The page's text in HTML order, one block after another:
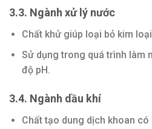
3.3. Ngành xử lý nước
Chất khử giúp loại bỏ kim
Sử dụng trong quá trình làm
độ pH.
3.4. Ngành dầu khí
Chất tạo dung dịch khoan